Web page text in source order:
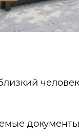
документы